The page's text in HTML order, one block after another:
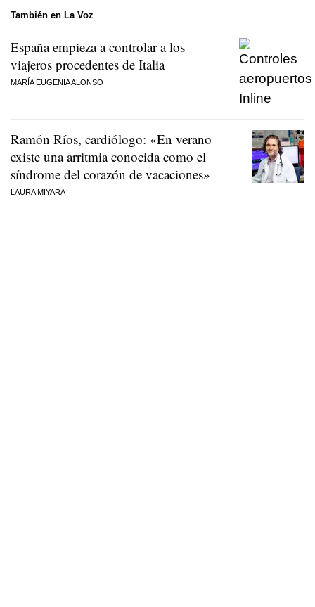
También en La Voz
España empieza a controlar a los
viajeros procedentes de Italia
MARÍA EUGENIA ALONSO
Ramón Ríos, cardiólogo: «En verano
existe una arritmia conocida como el
síndrome del corazón de vacaciones»
LAURA MIYARA